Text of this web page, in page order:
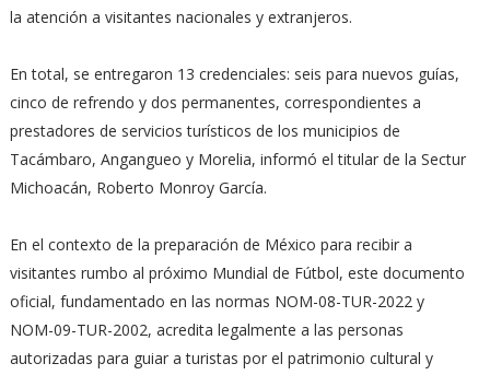
la atención a visitantes nacionales y extranjeros.
En total, se entregaron 13 credenciales: seis para nuevos guías,
cinco de refrendo y dos permanentes, correspondientes a
prestadores de servicios turísticos de los municipios de
Tacámbaro, Angangueo y Morelia, informó el titular de la Sectur
Michoacán, Roberto Monroy García.
En el contexto de la preparación de México para recibir a
visitantes rumbo al próximo Mundial de Fútbol, este documento
oficial, fundamentado en las normas NOM-08-TUR-2022 y
NOM-09-TUR-2002, acredita legalmente a las personas
autorizadas para guiar a turistas por el patrimonio cultural y